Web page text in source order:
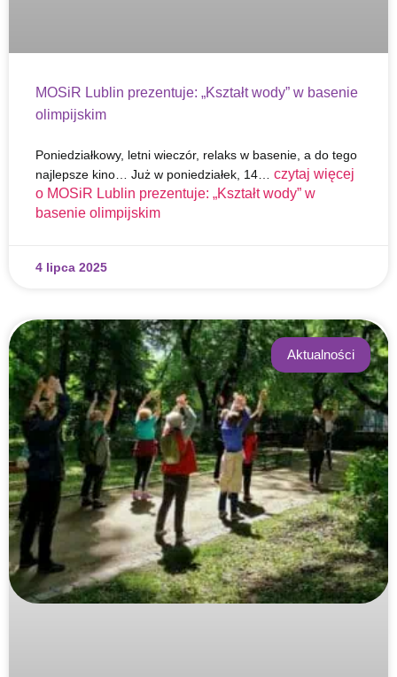
MOSiR Lublin prezentuje: „Kształt wody” w basenie
olimpijskim
Poniedziałkowy, letni wieczór, relaks w basenie, a do tego
najlepsze kino… Już w poniedziałek, 14… czytaj więcej
o MOSiR Lublin prezentuje: „Kształt wody” w
basenie olimpijskim
4 lipca 2025
Aktualności